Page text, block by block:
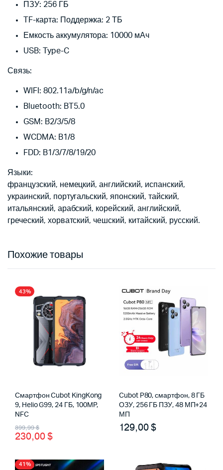
ПЗУ: 256 ГБ
TF-карта: Поддержка: 2 ТБ
Емкость аккумулятора: 10000 мАч
USB: Type-C
Связь:
WIFI: 802.11a/b/g/n/ac
Bluetooth: BT5.0
GSM: B2/3/5/8
WCDMA: B1/8
FDD: B1/3/7/8/19/20
Языки:
французский, немецкий, английский, испанский,
украинский, португальский, японский, тайский,
итальянский, арабский, корейский, английский,
греческий, хорватский, чешский, китайский, русский.
Похожие товары
43%
Смартфон Cubot KingKong
9, Helio G99, 24 ГБ, 100MP,
NFC
399,99$
Первоначальная
цена
230,00$
Текущая
цена:
Cubot P80, смартфон, 8 ГБ
ОЗУ, 256 ГБ ПЗУ, 48 МП+24
МП
129,00$
41%